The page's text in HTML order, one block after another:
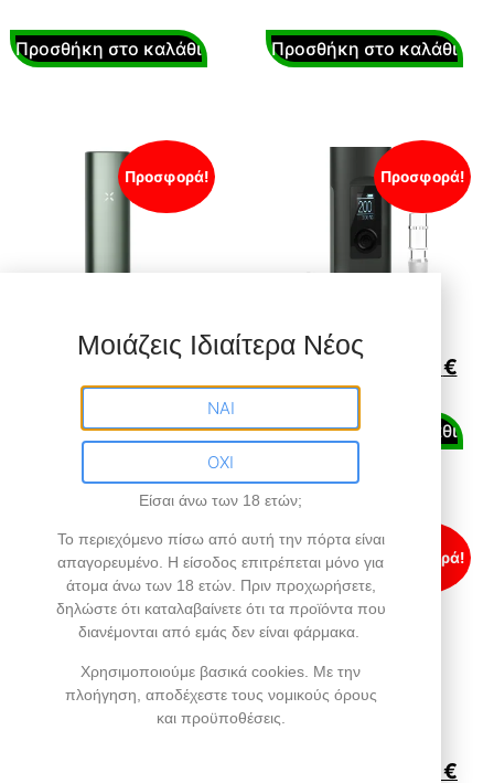
Προσθήκη στο καλάθι Προσθήκη στο καλάθι
Προσφορά!
PAX PLUS
198,00
Προσθήκη στο καλάθι
Προσφορά!
Arizer Solo 2 Max
€
Προσθήκη στο καλάθι
Προσφορά!
Vaporizer Plenty
Προσφορά!
€
Μοιάζεις Ιδιαίτερα Νέος
ΝΑΙ
ΟΧΙ
Είσαι άνω των 18 ετών;
Το περιεχόμενο πίσω από αυτή την πόρτα είναι
απαγορευμένο. Η είσοδος επιτρέπεται μόνο για
άτομα άνω των 18 ετών. Πριν προχωρήσετε,
δηλώστε ότι καταλαβαίνετε ότι τα προϊόντα που
διανέμονται από εμάς δεν είναι φάρμακα.
Χρησιμοποιούμε βασικά cookies. Με την
πλοήγηση, αποδέχεστε τους νομικούς όρους
και προϋποθέσεις.